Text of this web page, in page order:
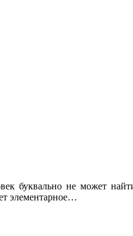
буквально не может
элементарное…